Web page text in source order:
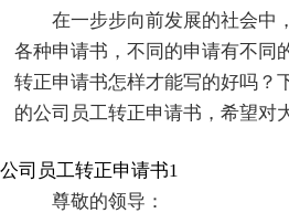
在一步步向前发展的社会中
各种申请书，不同的申请有不同
转正申请书怎样才能写的好吗？
的公司员工转正申请书，希望对
公司员工转正申请书1
尊敬的领导：